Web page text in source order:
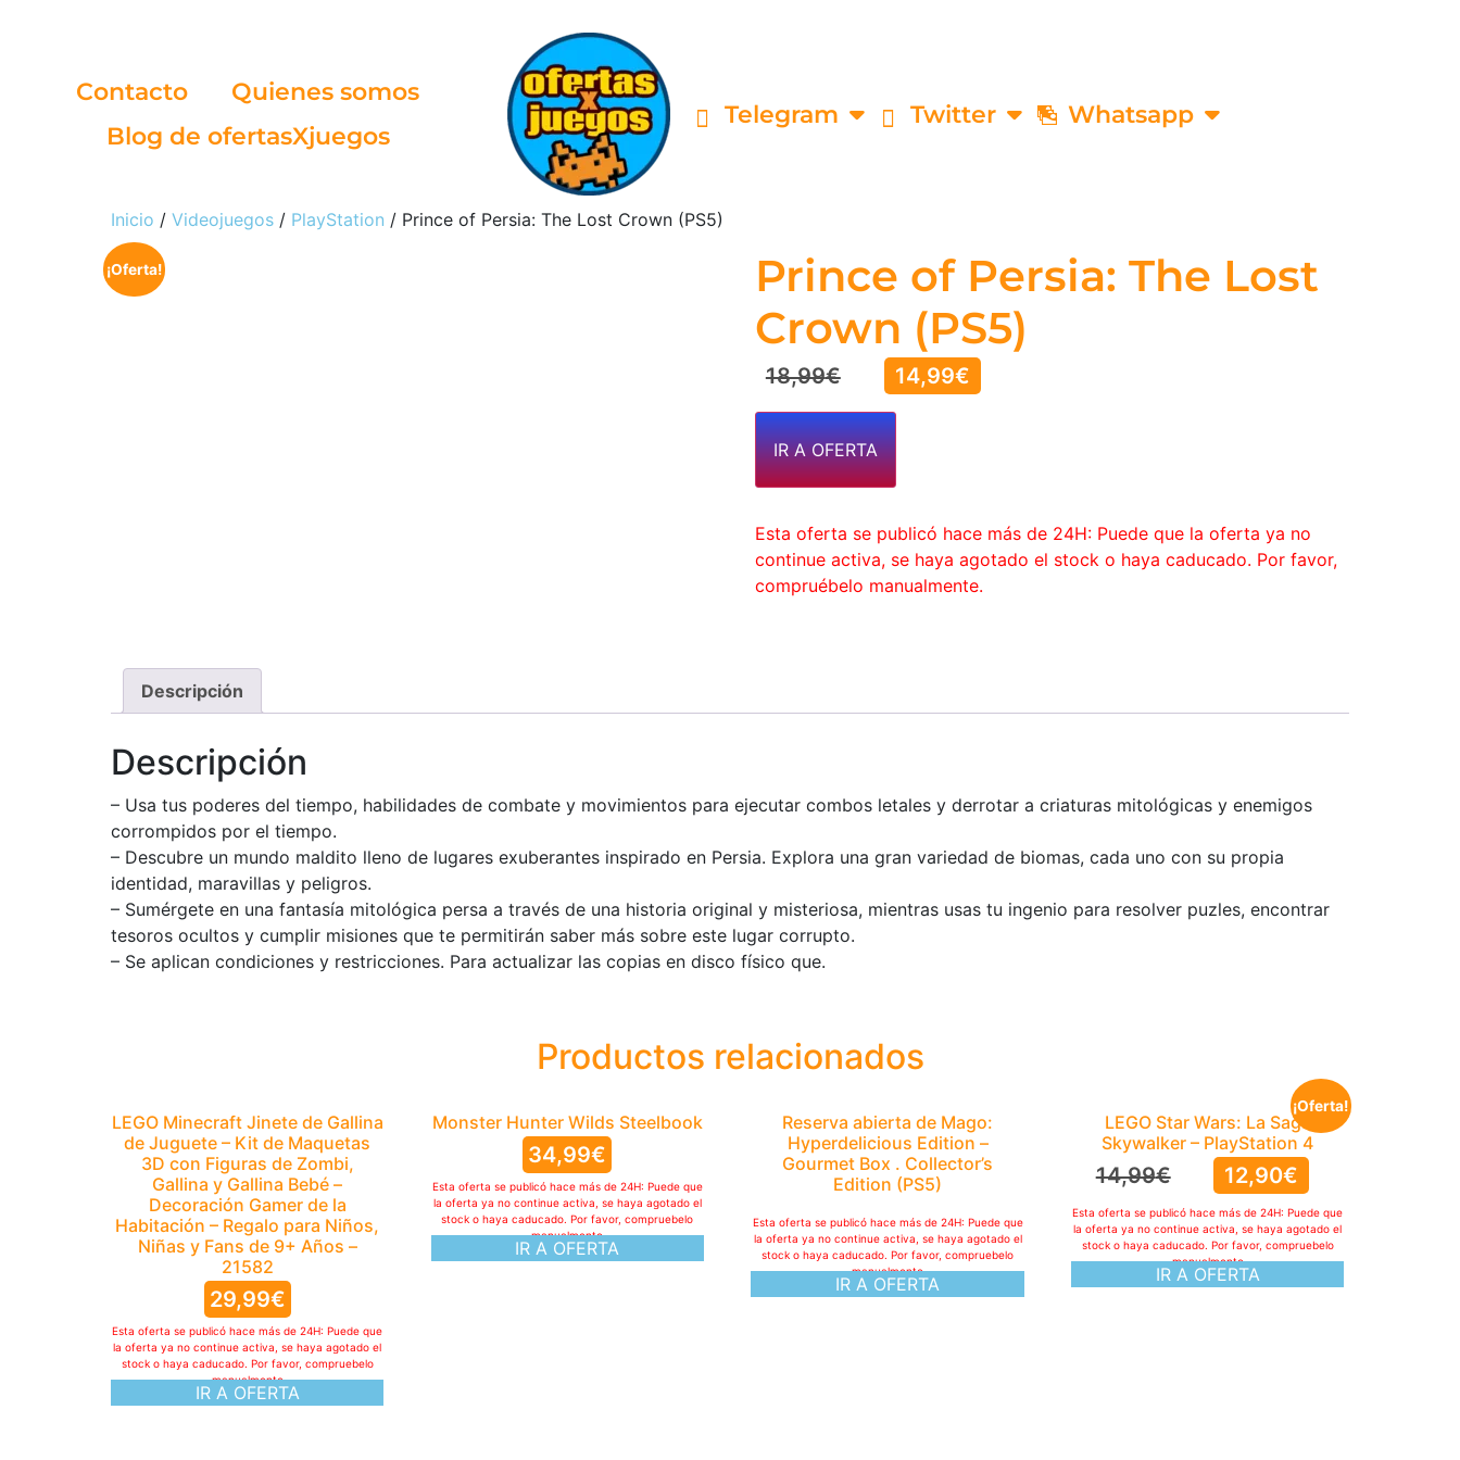
Contacto
Quienes somos
Blog de ofertasXjuegos
Telegram Twitter Whatsapp
Inicio / Videojuegos / PlayStation / Prince of Persia: The Lost Crown (PS5)
¡Oferta!
Prince of Persia: The Lost
Crown (PS5)
18,99€ 14,99€
IR A OFERTA
Esta oferta se publicó hace más de 24H: Puede que la oferta ya no
continue activa, se haya agotado el stock o haya caducado. Por favor,
compruébelo manualmente.
Descripción
Descripción
– Usa tus poderes del tiempo, habilidades de combate y movimientos para ejecutar combos letales y derrotar a criaturas mitológicas y enemigos
corrompidos por el tiempo.
– Descubre un mundo maldito lleno de lugares exuberantes inspirado en Persia. Explora una gran variedad de biomas, cada uno con su propia
identidad, maravillas y peligros.
– Sumérgete en una fantasía mitológica persa a través de una historia original y misteriosa, mientras usas tu ingenio para resolver puzles, encontrar
tesoros ocultos y cumplir misiones que te permitirán saber más sobre este lugar corrupto.
– Se aplican condiciones y restricciones. Para actualizar las copias en disco físico que.
Productos relacionados
LEGO Minecraft Jinete de Gallina
de Juguete – Kit de Maquetas
3D con Figuras de Zombi,
Gallina y Gallina Bebé –
Decoración Gamer de la
Habitación – Regalo para Niños,
Niñas y Fans de 9+ Años –
21582
29,99€
IR A OFERTA
Esta oferta se publicó hace más de 24H: Puede que
la oferta ya no continue activa, se haya agotado el
stock o haya caducado. Por favor, compruebelo
manualmente
Monster Hunter Wilds Steelbook
34,99€
IR A OFERTA
Esta oferta se publicó hace más de 24H: Puede que
la oferta ya no continue activa, se haya agotado el
stock o haya caducado. Por favor, compruebelo
manualmente
Reserva abierta de Mago:
Hyperdelicious Edition –
Gourmet Box . Collector’s
Edition (PS5)
IR A OFERTA
Esta oferta se publicó hace más de 24H: Puede que
la oferta ya no continue activa, se haya agotado el
stock o haya caducado. Por favor, compruebelo
manualmente
¡Oferta!
LEGO Star Wars: La Saga
Skywalker – PlayStation 4
14,99€ 12,90€
IR A OFERTA
Esta oferta se publicó hace más de 24H: Puede que
la oferta ya no continue activa, se haya agotado el
stock o haya caducado. Por favor, compruebelo
manualmente